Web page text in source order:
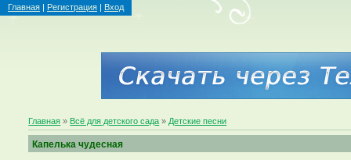
Главная | Регистрация | Вход
Главная » Всё для детского сада » Детские песни
Капелька чудесная